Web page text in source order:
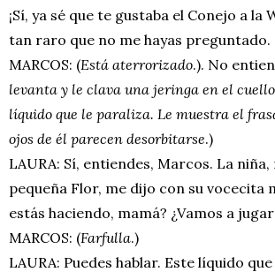
¡Sí, ya sé que te gustaba el Conejo a la
tan raro que no me hayas preguntado.
MARCOS: (Está aterrorizado.). No
levanta y le clava una jeringa en el
líquido que le paraliza. Le muestra el
ojos de él parecen desorbitarse.)
LAURA: Sí, entiendes, Marcos. La
pequeña Flor, me dijo con su vocecita
estás haciendo, mamá? ¿Vamos a
MARCOS: (Farfulla.)
LAURA: Puedes hablar. Este líquido